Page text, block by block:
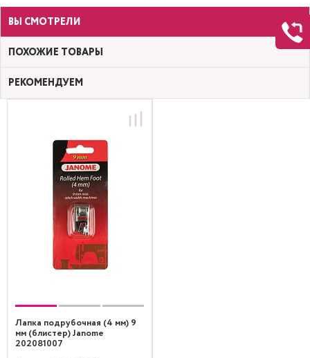
ВЫ СМОТРЕЛИ
ПОХОЖИЕ ТОВАРЫ
РЕКОМЕНДУЕМ
Лапка подрубочная (4 мм) 9
мм (блистер) Janome
202081007